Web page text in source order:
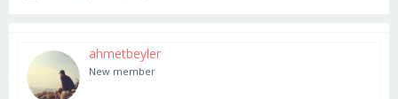
y
b
a
n
ahmetbeyler
New member